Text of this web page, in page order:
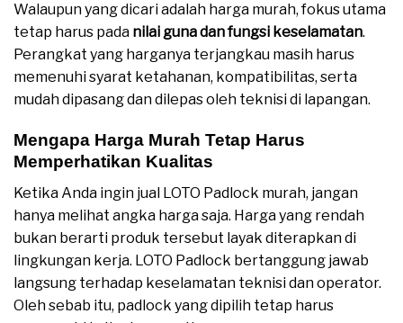
Walaupun yang dicari adalah harga murah, fokus utama
tetap harus pada nilai guna dan fungsi keselamatan.
Perangkat yang harganya terjangkau masih harus
memenuhi syarat ketahanan, kompatibilitas, serta
mudah dipasang dan dilepas oleh teknisi di lapangan.
Mengapa Harga Murah Tetap Harus
Memperhatikan Kualitas
Ketika Anda ingin jual LOTO Padlock murah, jangan
hanya melihat angka harga saja. Harga yang rendah
bukan berarti produk tersebut layak diterapkan di
lingkungan kerja. LOTO Padlock bertanggung jawab
langsung terhadap keselamatan teknisi dan operator.
Oleh sebab itu, padlock yang dipilih tetap harus